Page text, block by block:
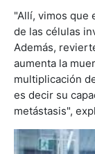
"Allí, vimos que
de las células
Además,
aumenta la
multiplicación
es decir su
metástasis",